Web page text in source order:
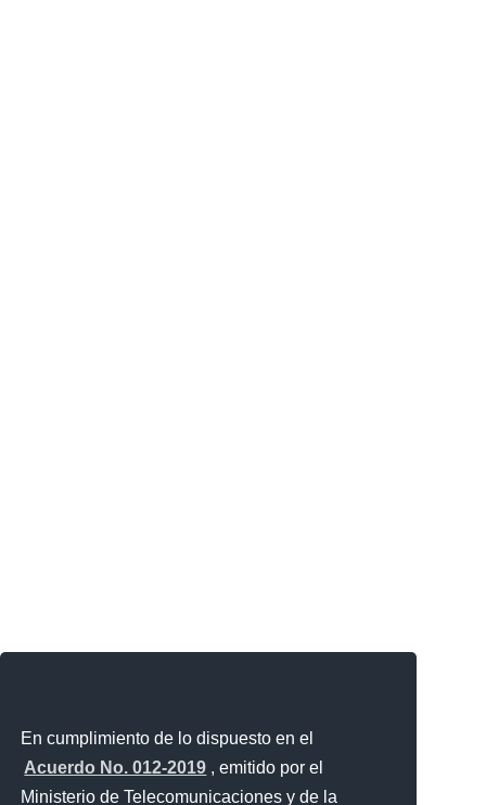
En cumplimiento de lo dispuesto en el
Acuerdo No. 012-2019 , emitido por el
Ministerio de Telecomunicaciones y de la